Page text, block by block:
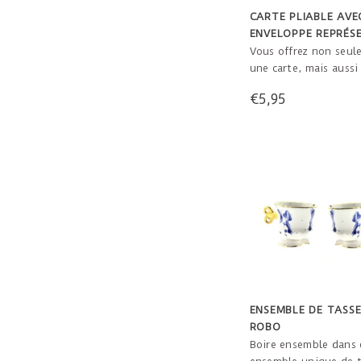
CARTE PLIABLE
ENVELOPPE
UN COUPLE QUI
S'EMBRASSE
Vous offrez non
une carte, mais aussi
destinataire peut
€5,95
ENSEMBLE DE
ROBO
Boire ensemble dans